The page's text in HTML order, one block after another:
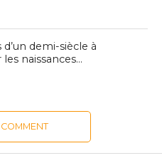
demi-siècle à
naissances…